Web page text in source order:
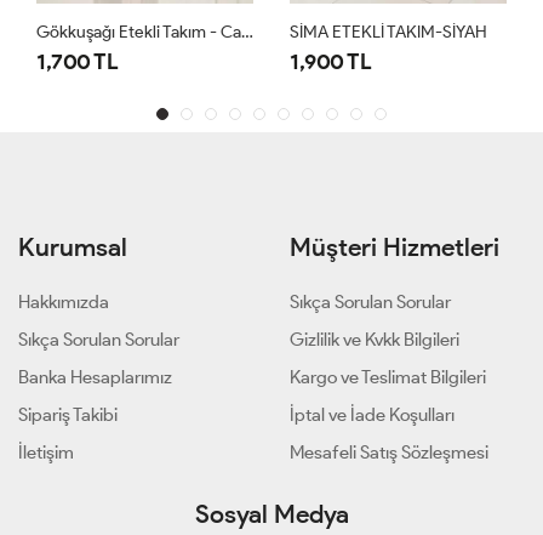
Gökkuşağı Etekli Takım - Camel
1,700 TL
SİMA ETEKLİ TAKIM-SİYAH
1,900 TL
Kurumsal
Hakkımızda
Sıkça Sorulan Sorular
Banka Hesaplarımız
Sipariş Takibi
İletişim
Müşteri Hizmetleri
Sıkça Sorulan Sorular
Gizlilik ve Kvkk Bilgileri
Kargo ve Teslimat Bilgileri
İptal ve İade Koşulları
Mesafeli Satış Sözleşmesi
Sosyal Medya